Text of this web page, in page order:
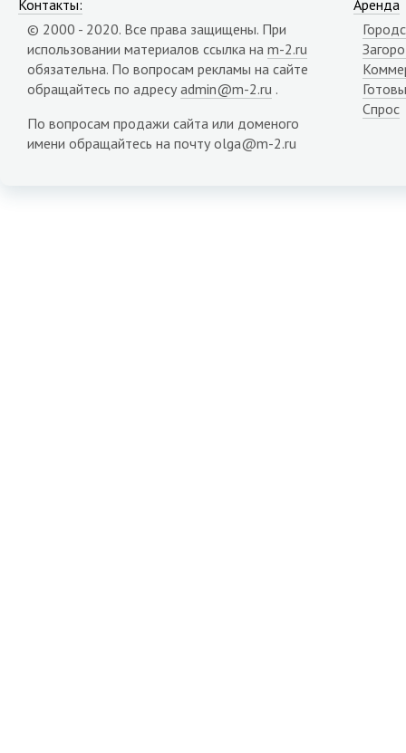
Контакты:
© 2000 - 2020. Все права защищены. При
использовании материалов ссылка на m-2.ru
обязательна. По вопросам рекламы на сайте
обращайтесь по адресу admin@m-2.ru .
По вопросам продажи сайта или доменого
имени обращайтесь на почту olga@m-2.ru
Аренда
Спрос